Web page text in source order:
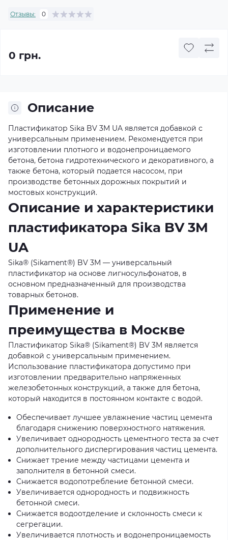
Отзывы: 0
0 грн.
Описание
Пластификатор Sika BV 3M UA является добавкой с
универсальным применением. Рекомендуется при
изготовлении плотного и водонепроницаемого
бетона, бетона гидротехнического и декоративного, а
также бетона, который подается насосом, при
производстве бетонных дорожных покрытий и
мостовых конструкций.
Описание и характеристики
пластификатора Sika BV 3M
UA
Sika® (Sikament®) BV 3M — универсальный
пластификатор на основе лигносульфонатов, в
основном предназначенный для производства
товарных бетонов.
Применение и
преимущества в Москве
Пластификатор Sika® (Sikament®) BV 3M является
добавкой с универсальным применением.
Использование пластификатора допустимо при
изготовлении предварительно напряженных
железобетонных конструкций, а также для бетона,
который находится в постоянном контакте с водой.
Обеспечивает лучшее увлажнение частиц цемента
благодаря снижению поверхностного натяжения.
Увеличивает однородность цементного теста за счет
дополнительного диспергирования частиц цемента.
Снижает трение между частицами цемента и
заполнителя в бетонной смеси.
Снижается водопотребление бетонной смеси.
Увеличивается однородность и подвижность
бетонной смеси.
Снижается водоотделение и склонность смеси к
сегрегации.
Увеличивается плотность и водонепроницаемость